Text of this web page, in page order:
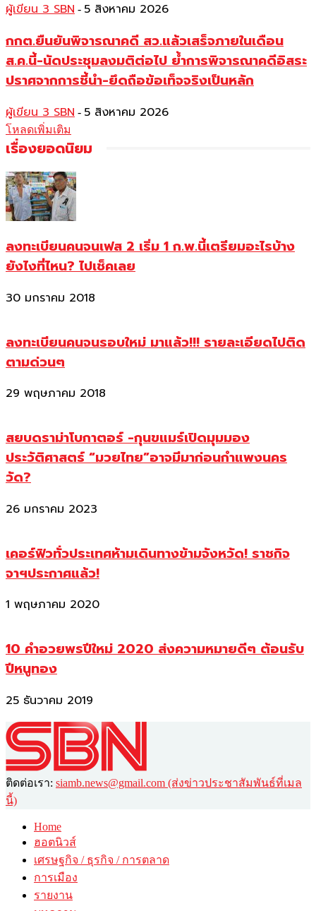
ผู้เขียน 3 SBN - 5 สิงหาคม 2026
กกต.ยืนยันพิจารณาคดี สว.แล้วเสร็จภายในเดือน
ส.ค.นี้-นัดประชุมลงมติต่อไป ย้ำการพิจารณาคดีอิสระ
ปราศจากการชี้นำ-ยึดถือข้อเท็จจริงเป็นหลัก
ผู้เขียน 3 SBN - 5 สิงหาคม 2026
โหลดเพิ่มเติม
เรื่องยอดนิยม
ลงทะเบียนคนจนเฟส 2 เริ่ม 1 ก.พ.นี้เตรียมอะไรบ้าง
ยังไงที่ไหน? ไปเช็คเลย
30 มกราคม 2018
ลงทะเบียนคนจนรอบใหม่ มาแล้ว!!! รายละเอียดไปติด
ตามด่วนๆ
29 พฤษภาคม 2018
สยบดราม่าโบกาตอร์ -กุนขแมร์เปิดมุมมอง
ประวัติศาสตร์ “มวยไทย”อาจมีมาก่อนกำแพงนคร
วัด?
26 มกราคม 2023
เคอร์ฟิวทั่วประเทศห้ามเดินทางข้ามจังหวัด! ราชกิจ
จาฯประกาศแล้ว!
1 พฤษภาคม 2020
10 คำอวยพรปีใหม่ 2020 ส่งความหมายดีๆ ต้อนรับ
ปีหนูทอง
25 ธันวาคม 2019
ติดต่อเรา: siamb.news@gmail.com (ส่งข่าวประชาสัมพันธ์ที่เมล
นี้)
Home
ฮอตนิวส์
เศรษฐกิจ / ธุรกิจ / การตลาด
การเมือง
รายงาน